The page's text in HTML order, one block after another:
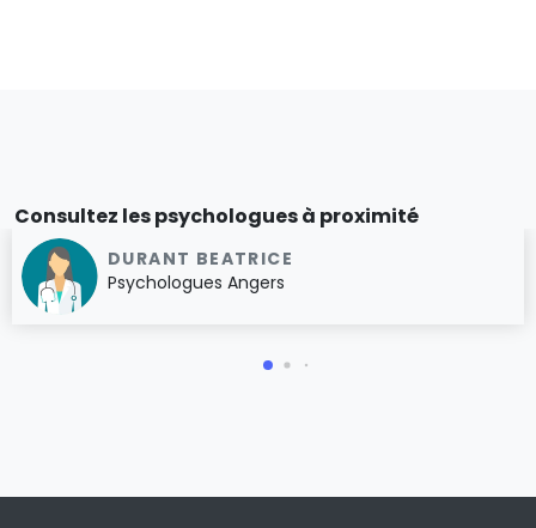
Consultez les psychologues à proximité
DURANT BEATRICE
Psychologues Angers